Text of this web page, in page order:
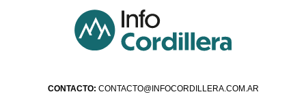
CONTACTO: CONTACTO@INFOCORDILLERA.COM.AR